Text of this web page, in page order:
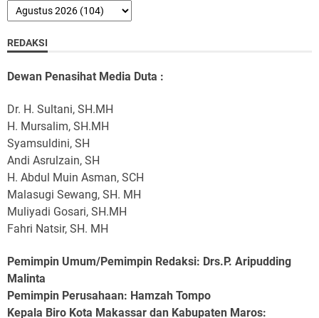
REDAKSI
Dewan Penasihat Media Duta :
Dr. H. Sultani, SH.MH
H. Mursalim, SH.MH
Syamsuldini, SH
Andi Asrulzain, SH
H. Abdul Muin Asman, SCH
Malasugi Sewang, SH. MH
Muliyadi Gosari, SH.MH
Fahri Natsir, SH. MH
Pemimpin Umum/Pemimpin Redaksi: Drs.P. Aripudding
Malinta
Pemimpin Perusahaan: Hamzah Tompo
Kepala Biro Kota Makassar dan Kabupaten Maros: